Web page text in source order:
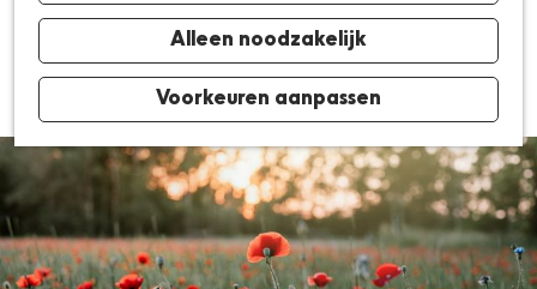
Alleen noodzakelijk
Voorkeuren aanpassen
m
p
a
g
14 mei 2024 | | |
de buurt van
De Groote Heide